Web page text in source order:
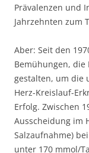
Prävalenzen und
Jahrzehnten zum
Aber: Seit den
Bemühungen, die
gestalten, um die
Herz-Kreislauf-
Erfolg. Zwischen
Ausscheidung im
Salzaufnahme)
unter 170 mmol/